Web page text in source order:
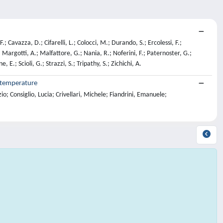
Cavazza, D.; Cifarelli, L.; Colocci, M.; Durando, S.; Ercolessi, F.;
A.; Malfattore, G.; Nania, R.; Noferini, F.; Paternoster, G.;
E.; Scioli, G.; Strazzi, S.; Tripathy, S.; Zichichi, A.
Consiglio, Lucia; Crivellari, Michele; Fiandrini, Emanuele;